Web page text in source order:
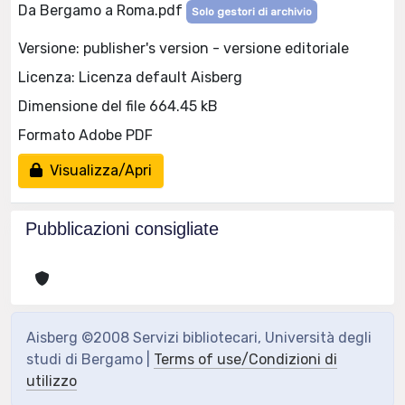
Da Bergamo a Roma.pdf Solo gestori di archivio
Versione: publisher's version - versione editoriale
Licenza: Licenza default Aisberg
Dimensione del file 664.45 kB
Formato Adobe PDF
Visualizza/Apri
Pubblicazioni consigliate
Aisberg ©2008 Servizi bibliotecari, Università degli
studi di Bergamo | Terms of use/Condizioni di
utilizzo